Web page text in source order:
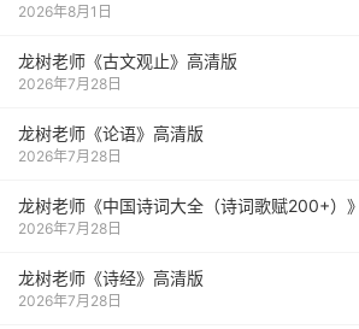
2026年8月1日
龙树老师《古文观止》高清版
2026年7月28日
龙树老师《论语》高清版
2026年7月28日
龙树老师《中国诗词大全（诗词歌赋200+）
2026年7月28日
龙树老师《诗经》高清版
2026年7月28日